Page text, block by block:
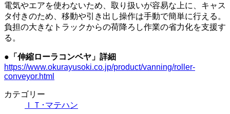
電気やエアを使わないため、取り扱いが容易な上に、キャス
タ付きのため、移動や引き出し操作は手動で簡単に行える。
負担の大きなトラックからの荷降ろし作業の省力化を支援す
る。
●「伸縮ローラコンベヤ」詳細
https://www.okurayusoki.co.jp/product/vanning/roller-
conveyor.html
カテゴリー
ＩＴ･マテハン